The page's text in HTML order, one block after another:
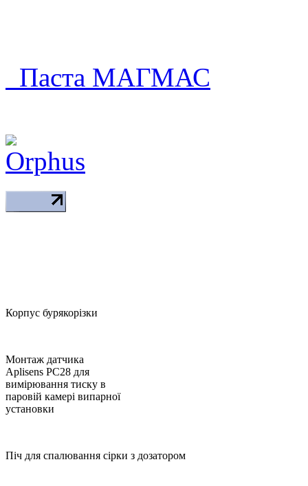
Паста МАГМАС
Корпус бурякорізки
Монтаж датчика
Аplisens PC28 для
вимірювання тиску в
паровій камері випарної
установки
Піч для спалювання сірки з дозатором